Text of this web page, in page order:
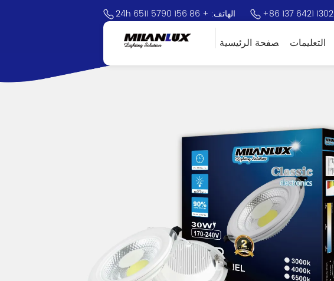
24h الهاتف: + 86 156 5790 6511 +86 137 6421 1302
الصفحة الرئيسية التعليمات